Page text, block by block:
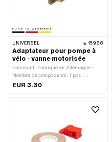
UNIVERSEL 15988
Adaptateur pour pompe à
vélo - vanne motorisée
Fabricant: Fabriqué en Allemagne ·
Nombre de composants: 1 pcs ·
Matériau: Laiton · Type de vanne: B1
(valve de voiture normale) · Type de
vanne: Valve de voiture TR4 · Type de
vanne: Vanne automatique TR87
(coudée à 90°) · Champ d'application:
EUR 3.30